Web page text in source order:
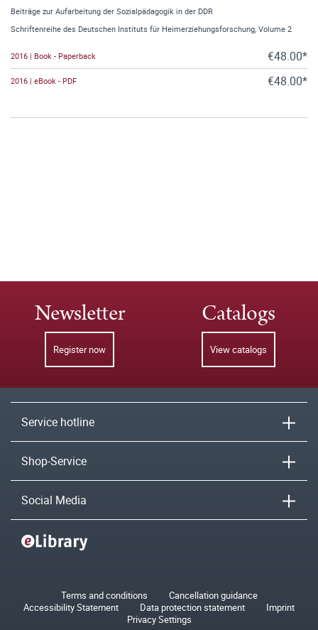
Beiträge zur Aufarbeitung der Sozialpädagogik in der DDR
Schriftenreihe des Deutschen Instituts für Heimerziehungsforschung, Volume 2
2016 | Book - Paperback €48.00*
2016 | eBook - PDF €48.00*
Newsletter
Register now
Catalogs
View catalogs
Service hotline
Shop-Service
Social Media
Terms and conditions
Cancellation guidance
Accessibility Statement
Data protection statement
Imprint
Privacy Settings